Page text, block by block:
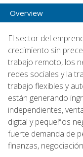
Overview
El sector del
crecimiento sin
trabajo remoto, los
redes sociales y la
trabajo flexibles y
están generando
independientes,
digital y pequeños
fuerte demanda de
finanzas,